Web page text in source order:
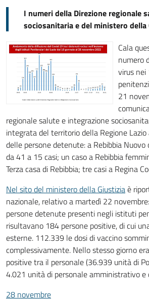
I numeri della Direzione regionale
sociosanitaria e del ministero della
Cala
numero
virus
21
regionale salute e integrazione
integrata del territorio della Regione
delle persone detenute: a Rebibbia Nuovo
da 41 a 15 casi; un caso a Rebibbia
Terza casa di Rebibbia; tre casi a Regina
Nel sito del ministero della Giustiziaè
nazionale, relativo a martedì 22
persone detenute presenti negli istituti
risultavano 184 persone positive, di cui
esterne. 112.339 le dosi di vaccino
complessivamente. Nello stesso giorno
positive tra il personale (36.939 unità di
4.021 unità di personale amministrativo e
28 novembre